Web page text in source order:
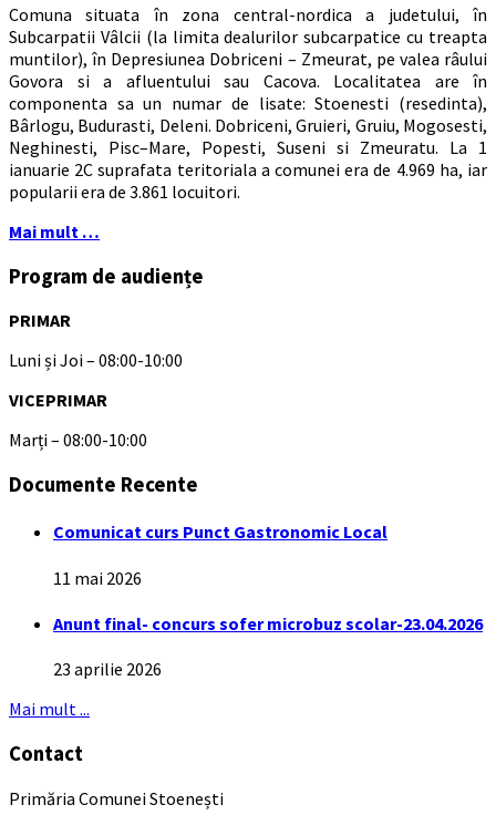
Comuna situata în zona central-nordica a judetului, în
Subcarpatii Vâlcii (la limita dealurilor subcarpatice cu treapta
muntilor), în Depresiunea Dobriceni – Zmeurat, pe valea râului
Govora si a afluentului sau Cacova. Localitatea are în
componenta sa un numar de lisate: Stoenesti (resedinta),
Bârlogu, Budurasti, Deleni. Dobriceni, Gruieri, Gruiu, Mogosesti,
Neghinesti, Pisc–Mare, Popesti, Suseni si Zmeuratu. La 1
ianuarie 2C suprafata teritoriala a comunei era de 4.969 ha, iar
popularii era de 3.861 locuitori.
Mai mult …
Program de audiențe
PRIMAR
Luni și Joi – 08:00-10:00
VICEPRIMAR
Marți – 08:00-10:00
Documente Recente
Comunicat curs Punct Gastronomic Local
11 mai 2026
Anunt final- concurs sofer microbuz scolar-23.04.2026
23 aprilie 2026
Mai mult ...
Contact
Primăria Comunei Stoenești